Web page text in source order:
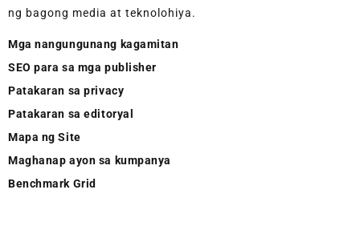
ng bagong media at teknolohiya.
Mga nangungunang kagamitan
SEO para sa mga publisher
Patakaran sa privacy
Patakaran sa editoryal
Mapa ng Site
Maghanap ayon sa kumpanya
Benchmark Grid